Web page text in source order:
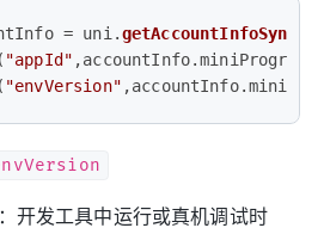
= uni.getAccountInfoSync
"appId" ,accountInfo.miniProgram
"envVersion" ,accountInfo.
开发工具中运行或真机调试时